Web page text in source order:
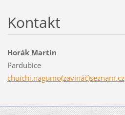
Kontakt
Horák Martin
Pardubice
chuichi.nagumo(zavináč)seznam.cz